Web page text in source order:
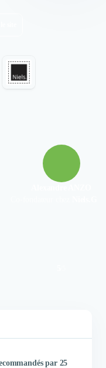
par 25